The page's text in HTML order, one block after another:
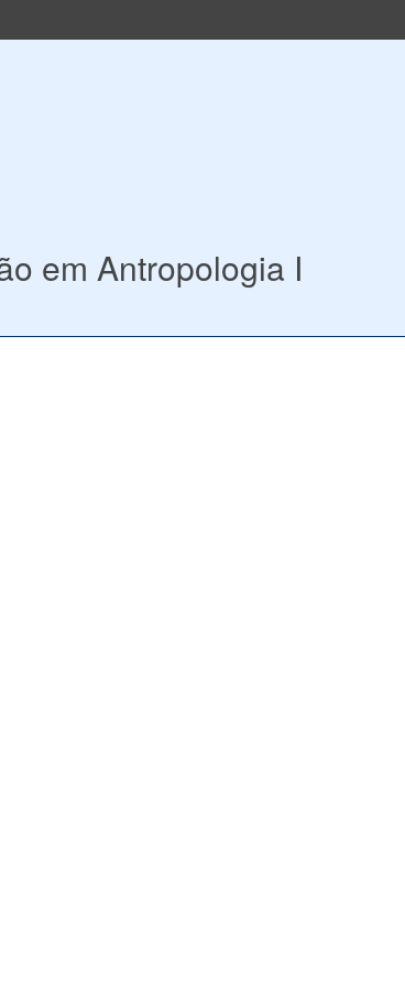
em Antropologia I